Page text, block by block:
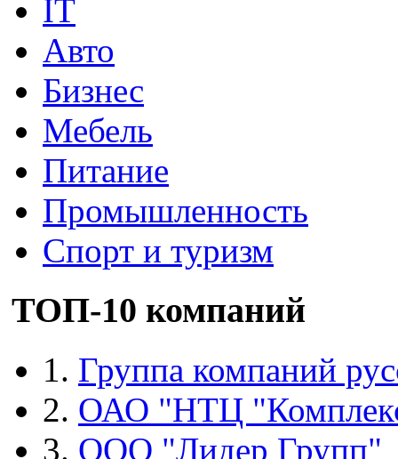
IT
Авто
Бизнес
Мебель
Питание
Промышленность
Спорт и туризм
ТОП-10 компаний
1. Группа компаний
2. ОАО "НТЦ
3. ООО "Лидер Групп"